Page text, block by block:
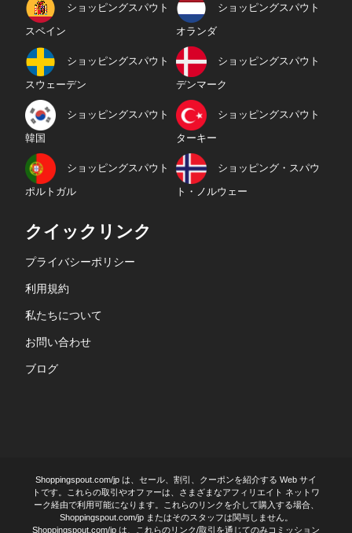
ショッピングスパウト
スペイン
ショッピングスパウト
オランダ
ショッピングスパウト
スウェーデン
ショッピングスパウト
デンマーク
ショッピングスパウト
韓国
ショッピングスパウト
ターキー
ショッピングスパウト
ポルトガル
ショッピング・スパウ
ト・ノルウェー
クイックリンク
プライバシーポリシー
利用規約
私たちについて
お問い合わせ
ブログ
Shoppingspout.com/jp は、セール、割引、クーポンを紹介する Web サイ
トです。これらの取引やオファーは、さまざまなアフィリエイト ネットワ
ーク経由で利用可能になります。これらのリンクを介して購入する場合、
Shoppingspout.com/jp またはそのスタッフは関与しません。
Shoppingspout.com/jp は、これらのリンク/取引を通じてのみコミッション